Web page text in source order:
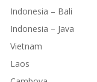
Indonesia – Bali
Indonesia – Java
Vietnam
Laos